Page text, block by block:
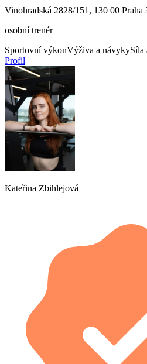
Vinohradská 2828/151, 130 00
osobní trenér
Sportovní výkonVýživa a návykySíla
Profil
Kateřina Zbihlejová